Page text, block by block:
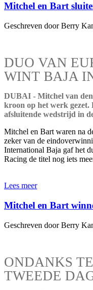
Mitchel en Bart
Geschreven door Berry
DUO VAN
WINT BAJA
DUBAI - Mitchel van
kroon op het werk
afsluitende wedstrijd in
Mitchel en Bart waren na
zeker van de
International Baja gaf het
Racing de titel nog iets
Lees meer
Mitchel en Bart
Geschreven door Berry
ONDANKS
TWEEDE